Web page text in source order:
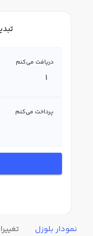
دریافت می‌کنم
پرداخت می‌کنم
نمودار بلوزل